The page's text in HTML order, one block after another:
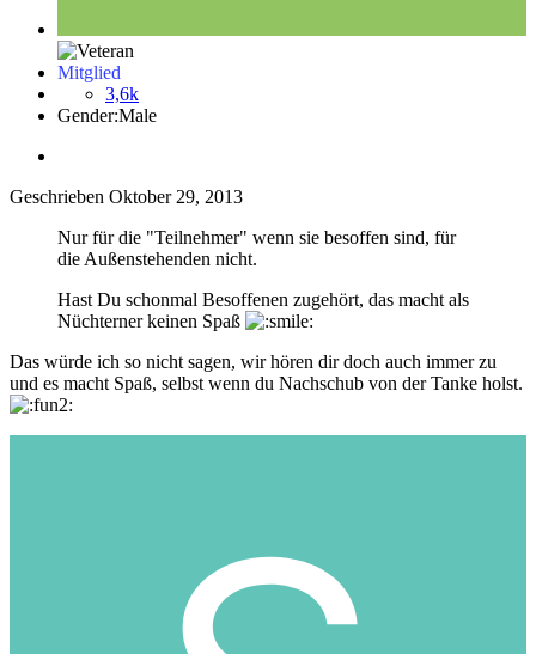
Mitglied
3,6k
Gender:Male
Geschrieben Oktober 29, 2013
Nur für die "Teilnehmer" wenn sie besoffen sind, für
die Außenstehenden nicht.
Hast Du schonmal Besoffenen zugehört, das macht als
Nüchterner keinen Spaß
Das würde ich so nicht sagen, wir hören dir doch auch immer zu
und es macht Spaß, selbst wenn du Nachschub von der Tanke holst.